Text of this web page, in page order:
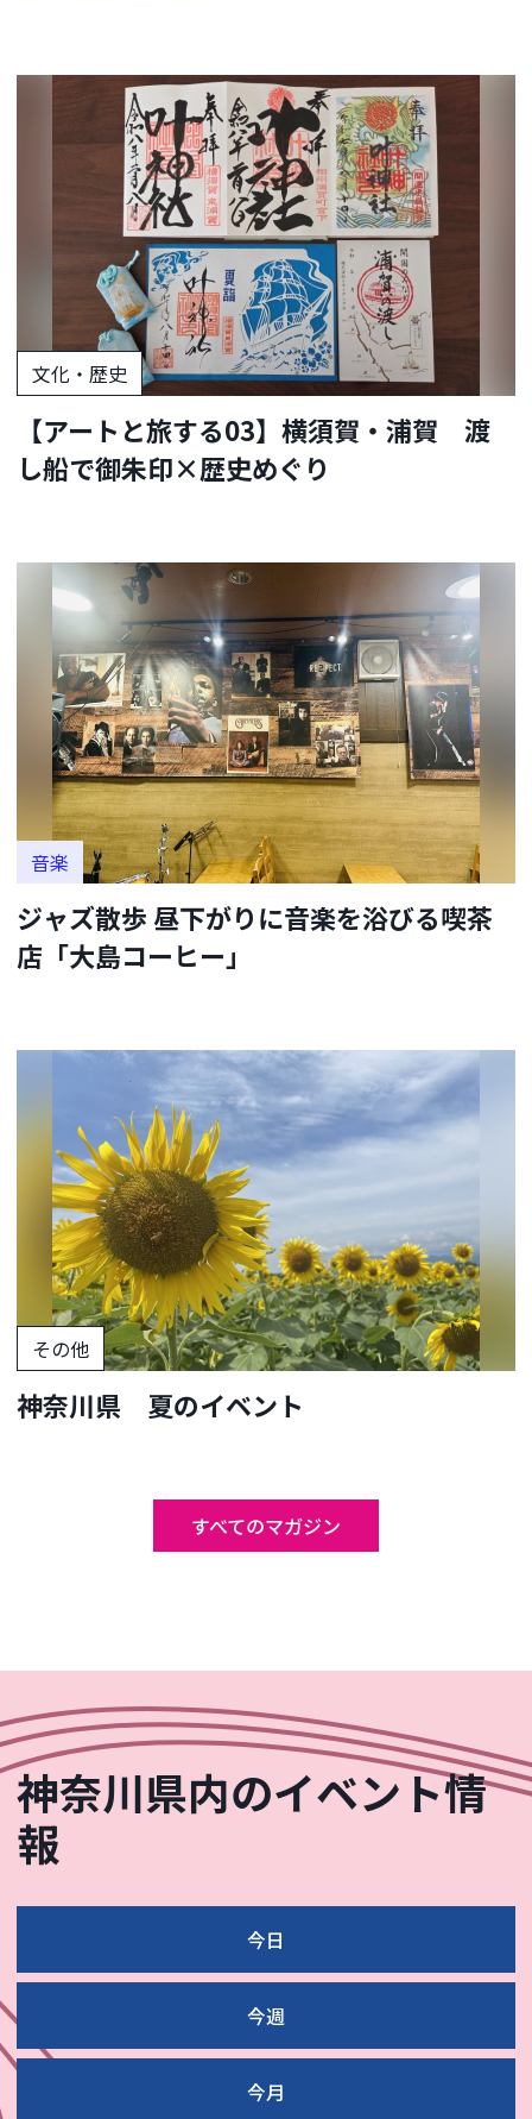
文化・歴史
【アートと旅する03】横須賀・浦賀 渡
し船で御朱印×歴史めぐり
音楽
ジャズ散歩 昼下がりに音楽を浴びる喫茶
店「大島コーヒー」
その他
神奈川県 夏のイベント
すべてのマガジン
神奈川県内のイベント情
報
今日
今週
今月